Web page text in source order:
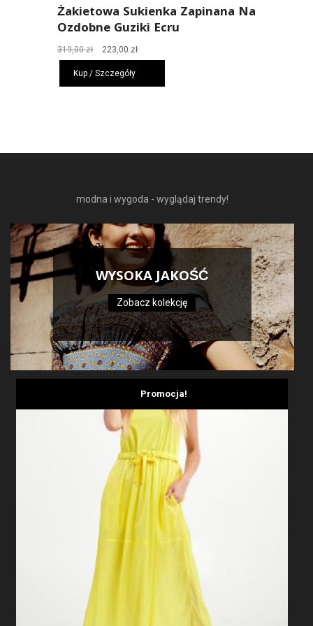
Żakietowa Sukienka Zapinana Na
Ozdobne Guziki Ecru
319,00zł
Pierwotna
cena
wynosiła:
319,00 zł.
223,00 złAktualna
cena
223,00 zł.
Kup / Szczegóły
modna i wygoda - wyglądaj trendy!
WYSOKA JAKOŚĆ
Zobacz kolekcję
Promocja!